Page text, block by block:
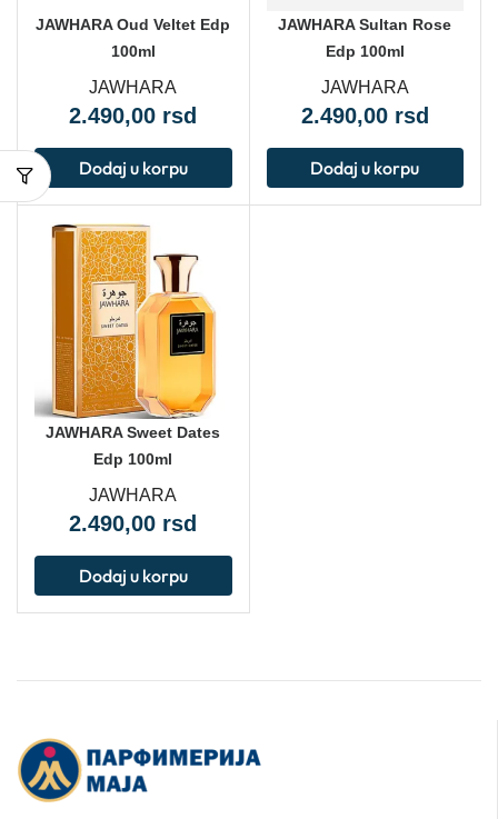
JAWHARA Oud Veltet Edp
100ml
JAWHARA
2.490,00 rsd
Dodaj u korpu
JAWHARA Sultan Rose
Edp 100ml
JAWHARA
2.490,00 rsd
Dodaj u korpu
JAWHARA Sweet Dates
Edp 100ml
JAWHARA
2.490,00 rsd
Dodaj u korpu